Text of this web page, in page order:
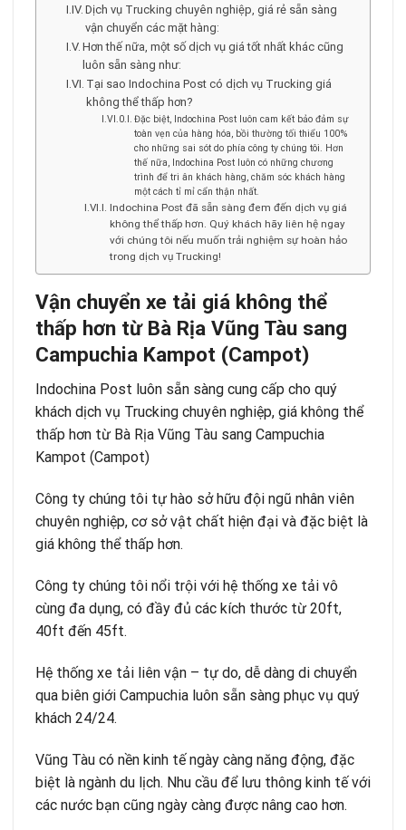
Dịch vụ Trucking chuyên nghiệp, giá rẻ sẵn sàng
vận chuyển các mặt hàng:
Hơn thế nữa, một số dịch vụ giá tốt nhất khác cũng
luôn sẵn sàng như:
Tại sao Indochina Post có dịch vụ Trucking giá
không thể thấp hơn?
Đặc biệt, Indochina Post luôn cam kết bảo đảm sự
toàn vẹn của hàng hóa, bồi thường tối thiểu 100%
cho những sai sót do phía công ty chúng tôi. Hơn
thế nữa, Indochina Post luôn có những chương
trình để tri ân khách hàng, chăm sóc khách hàng
một cách tỉ mỉ cẩn thận nhất.
Indochina Post đã sẵn sàng đem đến dịch vụ giá
không thể thấp hơn. Quý khách hãy liên hệ ngay
với chúng tôi nếu muốn trải nghiệm sự hoàn hảo
trong dịch vụ Trucking!
Vận chuyển xe tải giá không thể
thấp hơn từ Bà Rịa Vũng Tàu sang
Campuchia Kampot (Campot)
Indochina Post luôn sẵn sàng cung cấp cho quý
khách dịch vụ Trucking chuyên nghiệp, giá không thể
thấp hơn từ Bà Rịa Vũng Tàu sang Campuchia
Kampot (Campot)
Công ty chúng tôi tự hào sở hữu đội ngũ nhân viên
chuyên nghiệp, cơ sở vật chất hiện đại và đặc biệt là
giá không thể thấp hơn.
Công ty chúng tôi nổi trội với hệ thống xe tải vô
cùng đa dụng, có đầy đủ các kích thước từ 20ft,
40ft đến 45ft.
Hệ thống xe tải liên vận – tự do, dễ dàng di chuyển
qua biên giới Campuchia luôn sẵn sàng phục vụ quý
khách 24/24.
Vũng Tàu có nền kinh tế ngày càng năng động, đặc
biệt là ngành du lịch. Nhu cầu để lưu thông kinh tế với
các nước bạn cũng ngày càng được nâng cao hơn.